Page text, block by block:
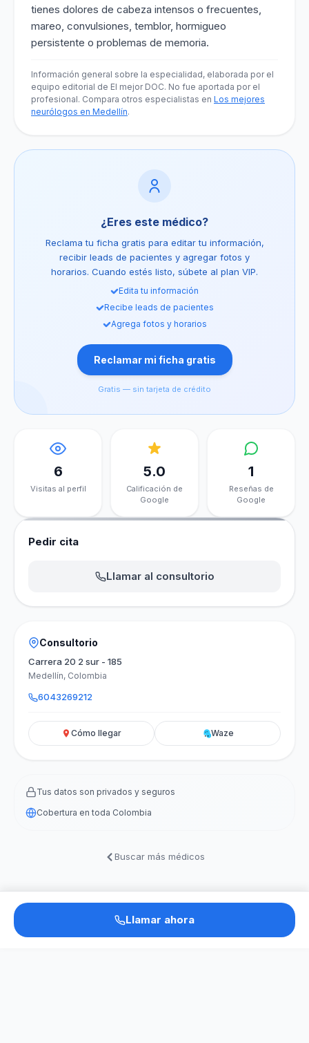
tienes dolores de cabeza intensos o frecuentes,
mareo, convulsiones, temblor, hormigueo
persistente o problemas de memoria.
Información general sobre la especialidad, elaborada por el
equipo editorial de El mejor DOC. No fue aportada por el
profesional. Compara otros especialistas en Los mejores
neurólogos en Medellín.
¿Eres este médico?
Reclama tu ficha gratis para editar tu información,
recibir leads de pacientes y agregar fotos y
horarios. Cuando estés listo, súbete al plan VIP.
Edita tu información
Recibe leads de pacientes
Agrega fotos y horarios
Reclamar mi ficha gratis
Gratis — sin tarjeta de crédito
6
Visitas al perfil
5.0
Calificación de
Google
1
Reseñas de
Google
Pedir cita
Llamar al consultorio
Consultorio
Carrera 20 2 sur - 185
Medellín, Colombia
6043269212
Cómo llegar Waze
Tus datos son privados y seguros
Cobertura en toda Colombia
Buscar más médicos
Llamar ahora